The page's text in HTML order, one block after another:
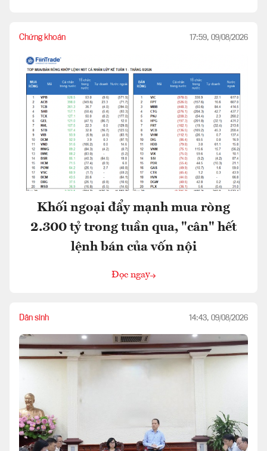
Chứng khoán 17:59, 09/08/2026
Khối ngoại đẩy mạnh mua ròng
2.300 tỷ trong tuần qua, "cân" hết
lệnh bán của vốn nội
Đọc ngay
Dân sinh 14:43, 09/08/2026